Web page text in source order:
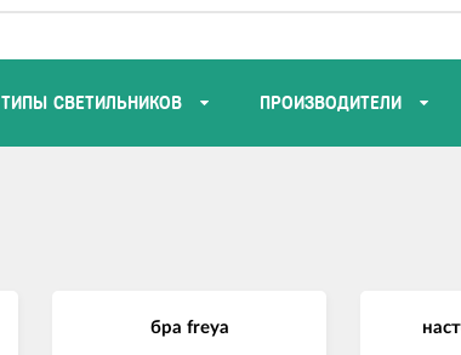
ТИПЫ СВЕТИЛЬНИКОВ ПРОИЗВОДИТЕЛИ
бра freya